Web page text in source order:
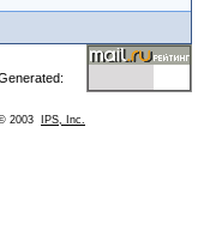
2003 IPS, Inc.